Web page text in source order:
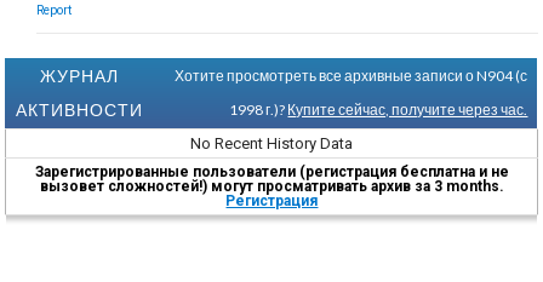
Report
ЖУРНАЛ
АКТИВНОСТИ
Хотите просмотреть все архивные записи о N904 (с
1998 г.)? Купите сейчас, получите через час.
No Recent History Data
Зарегистрированные пользователи (регистрация бесплатна и не
вызовет сложностей!) могут просматривать архив за 3 months.
Регистрация